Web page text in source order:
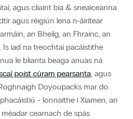
agus cliaint bia & sneaiceanna
agus réigiún lena n-áirítear
an Bheilg, an Fhrainc, an
Is iad na treochtaí pacáistithe
le blianta beaga anuas ná
poist cúram pearsanta, agus
Doyoupacks mar do
- lonnaithe i Xiamen, an
cearnach de spás